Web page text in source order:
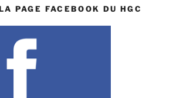
PAGE FACEBOOK DU HGC